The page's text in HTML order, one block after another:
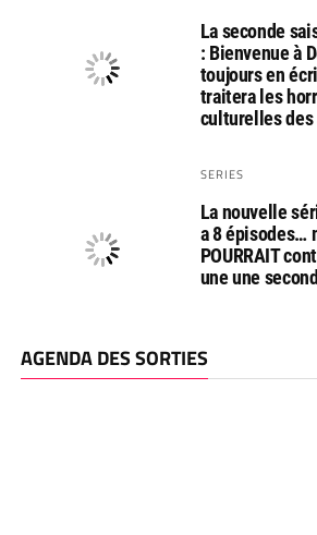
La seconde
: Bienvenue à
toujours en
traitera les
culturelles des
SERIES
La nouvelle
a 8 épisodes…
POURRAIT
une une
AGENDA DES SORTIES